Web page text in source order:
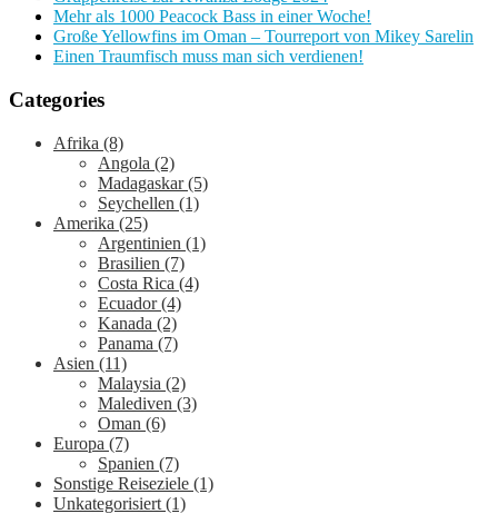
Mehr als 1000 Peacock Bass in einer Woche!
Große Yellowfins im Oman – Tourreport von Mikey Sarelin
Einen Traumfisch muss man sich verdienen!
Categories
Afrika (8)
Angola (2)
Madagaskar(5)
Seychellen (1)
Amerika (25)
Argentinien (1)
Brasilien (7)
Costa Rica (4)
Ecuador(4)
Kanada (2)
Panama (7)
Asien (11)
Malaysia (2)
Malediven (3)
Oman (6)
Europa (7)
Spanien (7)
Sonstige Reiseziele (1)
Unkategorisiert (1)